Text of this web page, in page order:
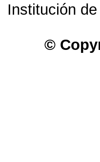
Institución
©